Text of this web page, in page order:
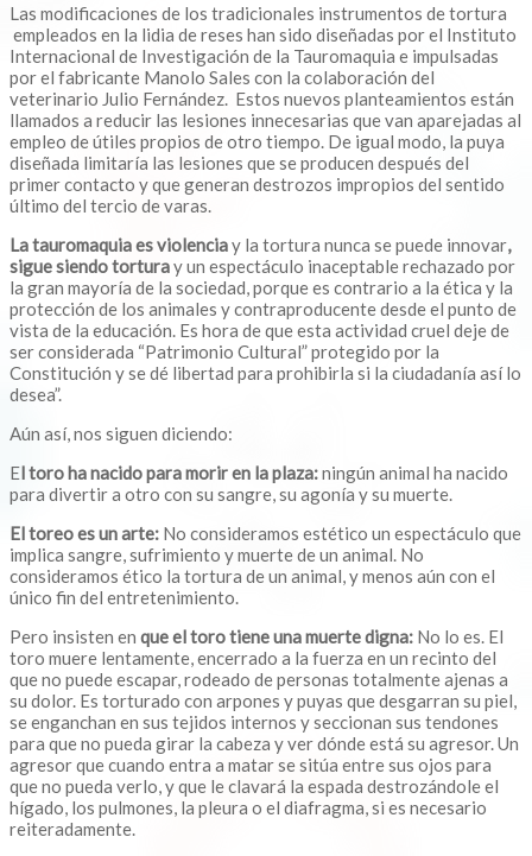
Las modificaciones de los tradicionales instrumentos de tortura
empleados en la lidia de reses han sido diseñadas por el Instituto
Internacional de Investigación de la Tauromaquia e impulsadas
por el fabricante Manolo Sales con la colaboración del
veterinario Julio Fernández. Estos nuevos planteamientos están
llamados a reducir las lesiones innecesarias que van aparejadas al
empleo de útiles propios de otro tiempo. De igual modo, la puya
diseñada limitaría las lesiones que se producen después del
primer contacto y que generan destrozos impropios del sentido
último del tercio de varas.
La tauromaquia esviolenciay la tortura nunca se puede innovar,
sigue siendotorturay un espectáculo inaceptable rechazado por
la gran mayoría de la sociedad, porque es contrario a la ética y la
protección de los animales y contraproducente desde el punto de
vista de la educación. Es hora de que esta actividad cruel deje de
ser considerada “Patrimonio Cultural” protegido por la
Constitución y se dé libertad para prohibirla si la ciudadanía así lo
desea”.
Aún así, nos siguen diciendo:
El toro ha nacido para morir en la plaza:ningún animal ha nacido
para divertir a otro con su sangre, su agonía y su muerte.
El toreo es un arte: No consideramos estético un espectáculo que
implica sangre, sufrimiento y muerte de un animal. No
consideramos ético la tortura de un animal, y menos aún con el
único fin del entretenimiento.
Pero insisten en que el toro tiene una muerte digna: No lo es. El
toro muere lentamente, encerrado a la fuerza en un recinto del
que no puede escapar, rodeado de personas totalmente ajenas a
su dolor. Es torturado con arpones y puyas que desgarran su piel,
se enganchan en sus tejidos internos y seccionan sus tendones
para que no pueda girar la cabeza y ver dónde está su agresor. Un
agresor que cuando entra a matar se sitúa entre sus ojos para
que no pueda verlo, y que le clavará la espada destrozándole el
hígado, los pulmones, la pleura o el diafragma, si es necesario
reiteradamente.